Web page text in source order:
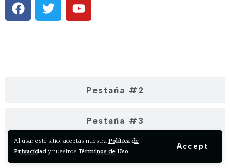
Al usar este sitio, aceptás nuestra Política de
Privacidad y nuestros Términos de Uso.
Accept
Pestaña #2
Pestaña #3